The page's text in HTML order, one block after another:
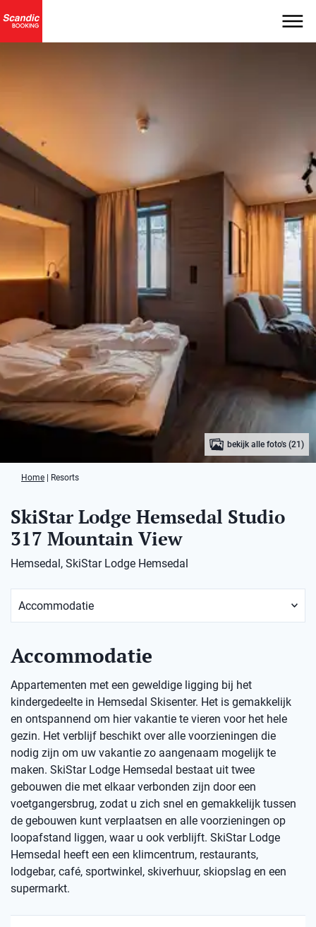
bekijk alle foto's (21)
Home Resorts
SkiStar Lodge Hemsedal Studio
317 Mountain View
Hemsedal, SkiStar Lodge Hemsedal
Accommodatie
Appartementen met een geweldige ligging bij het
kindergedeelte in Hemsedal Skisenter. Het is gemakkelijk
en ontspannend om hier vakantie te vieren voor het hele
gezin. Het verblijf beschikt over alle voorzieningen die
nodig zijn om uw vakantie zo aangenaam mogelijk te
maken. SkiStar Lodge Hemsedal bestaat uit twee
gebouwen die met elkaar verbonden zijn door een
voetgangersbrug, zodat u zich snel en gemakkelijk tussen
de gebouwen kunt verplaatsen en alle voorzieningen op
loopafstand liggen, waar u ook verblijft. SkiStar Lodge
Hemsedal heeft een een klimcentrum, restaurants,
lodgebar, café, sportwinkel, skiverhuur, skiopslag en een
supermarkt.